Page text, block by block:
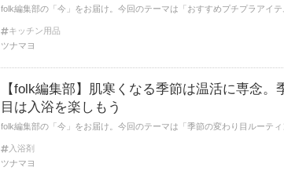
folk編集部の「今」をお届け。今回のテーマは「おすすめプチプラアイテ
キッチン用品
ツナマヨ
【folk編集部】肌寒くなる季節は温活に専念。
目は入浴を楽しもう
folk編集部の「今」をお届け。今回のテーマは「季節の変わり目ルーティ
入浴剤
ツナマヨ